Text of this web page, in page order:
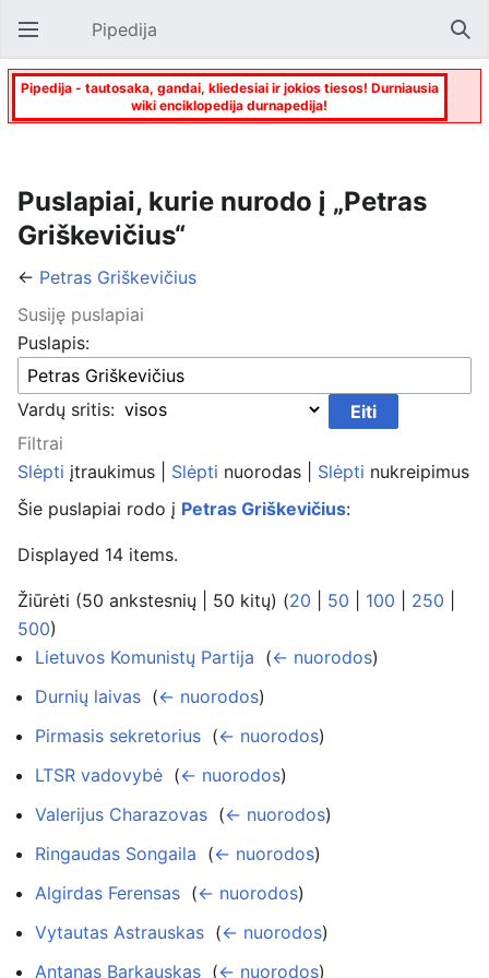
Atverti pagrindinį meniu Pipedija
Pipedija - tautosaka, gandai, kliedesiai ir jokios tiesos! Durniausia
wiki enciklopedija durnapedija!
Puslapiai, kurie nurodo į „Petras
Griškevičius“
← Petras Griškevičius
Susiję puslapiai
Puslapis:
Vardų sritis:
Filtrai
Slėpti įtraukimus | Slėpti nuorodas | Slėpti nukreipimus
Šie puslapiai rodo į Petras Griškevičius:
Displayed 14 items.
Žiūrėti (50 ankstesnių | 50 kitų) (20 50 100 250
500)
Lietuvos Komunistų Partija (← nuorodos)
Durnių laivas (← nuorodos)
Pirmasis sekretorius (← nuorodos)
LTSR vadovybė (← nuorodos)
Valerijus Charazovas (← nuorodos)
Ringaudas Songaila (← nuorodos)
Algirdas Ferensas (← nuorodos)
Vytautas Astrauskas (← nuorodos)
Antanas Barkauskas (← nuorodos)